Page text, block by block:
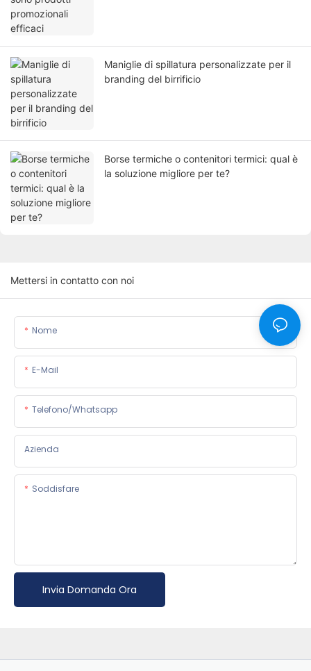
Maniglie di spillatura personalizzate per il
branding del birrificio
Borse termiche o contenitori termici: qual è
la soluzione migliore per te?
Mettersi in contatto con noi
Nome
E-Mail
Telefono/whatsapp
Azienda
Soddisfare
Invia Domanda Ora